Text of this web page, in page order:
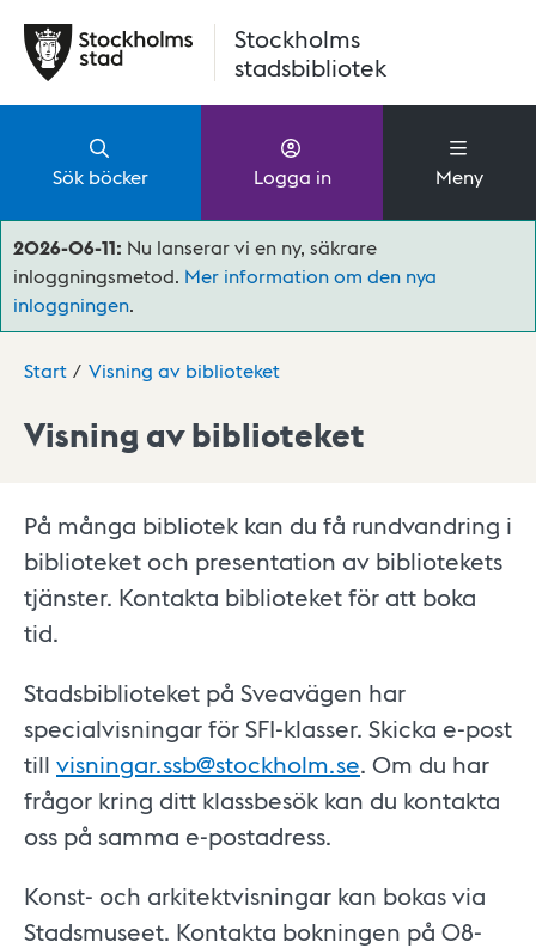
Stockholms
stadsbibliotek
Sök böcker Logga in Meny
2026-06-11: Nu lanserar vi en ny, säkrare
inloggningsmetod. Mer information om den nya
inloggningen.
Start Visning av biblioteket
Visning av biblioteket
På många bibliotek kan du få rundvandring i
biblioteket och presentation av bibliotekets
tjänster. Kontakta biblioteket för att boka
tid.
Stadsbiblioteket på Sveavägen har
specialvisningar för SFI-klasser. Skicka e-post
till visningar.ssb@stockholm.se. Om du har
frågor kring ditt klassbesök kan du kontakta
oss på samma e-postadress.
Konst- och arkitektvisningar kan bokas via
Stadsmuseet. Kontakta bokningen på 08-